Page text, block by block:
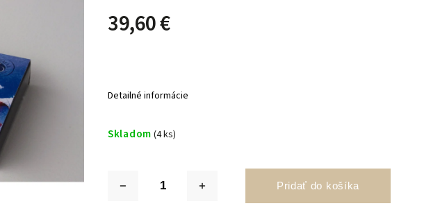
39,60 €
Skladom (4 ks)
Pridať do košíka
Detailné informácie